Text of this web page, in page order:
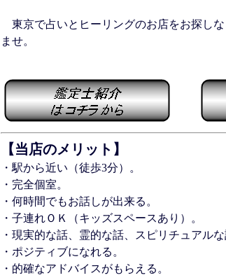
東京で占いとヒーリングのお店をお探し
ませ。
【当店のメリット】
・駅から近い（徒歩3分）。
・完全個室。
・何時間でもお話しが出来る。
・子連れＯＫ（キッズスペースあり）。
・現実的な話、霊的な話、スピリチュアル
・ポジティブになれる。
・的確なアドバイスがもらえる。